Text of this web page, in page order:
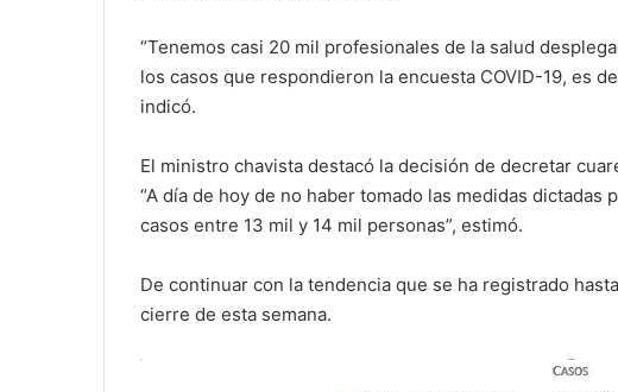
“Tenemos casi 20 mil profesionales de la salud
los casos que respondieron la encuesta COVID-19, es
indicó.
El ministro chavista destacó la decisión de decretar
“A día de hoy de no haber tomado las medidas dictadas
casos entre 13 mil y 14 mil personas”, estimó.
De continuar con la tendencia que se ha registrado
cierre de esta semana.